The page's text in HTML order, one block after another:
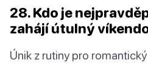
28. Kdo je
zahájí útulný
Únik z rutiny pro